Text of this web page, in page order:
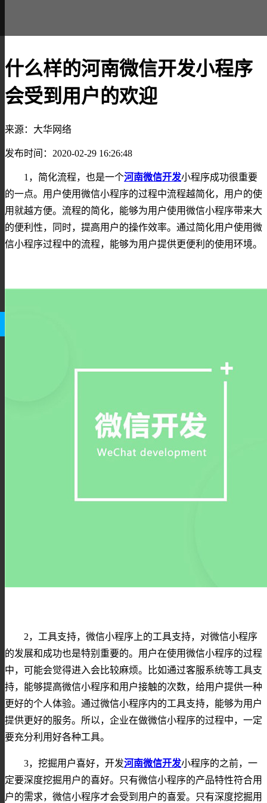
什么样的河南微信开发小程序
会受到用户的欢迎
来源：大华网络
发布时间：2020-02-29 16:26:48
1，简化流程，也是一个河南微信开发小程序成功很重要
的一点。用户使用微信小程序的过程中流程越简化，用户的使
用就越方便。流程的简化，能够为用户使用微信小程序带来大
的便利性，同时，提高用户的操作效率。通过简化用户使用微
信小程序过程中的流程，能够为用户提供更便利的使用环境。
2，工具支持，微信小程序上的工具支持，对微信小程序
的发展和成功也是特别重要的。用户在使用微信小程序的过程
中，可能会觉得进入会比较麻烦。比如通过客服系统等工具支
持，能够提高微信小程序和用户接触的次数，给用户提供一种
更好的个人体验。通过微信小程序内的工具支持，能够为用户
提供更好的服务。所以，企业在做微信小程序的过程中，一定
要充分利用好各种工具。
3，挖掘用户喜好，开发河南微信开发小程序的之前，一
定要深度挖掘用户的喜好。只有微信小程序的产品特性符合用
户的需求，微信小程序才会受到用户的喜爱。只有深度挖掘用